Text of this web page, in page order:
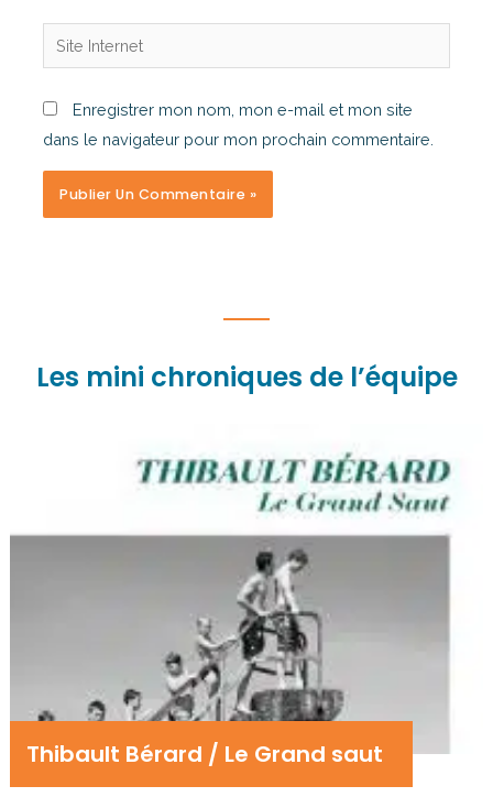
Enregistrer mon nom, mon e-mail et mon site
dans le navigateur pour mon prochain commentaire.
Les mini chroniques de l’équipe
Thibault Bérard / Le Grand saut